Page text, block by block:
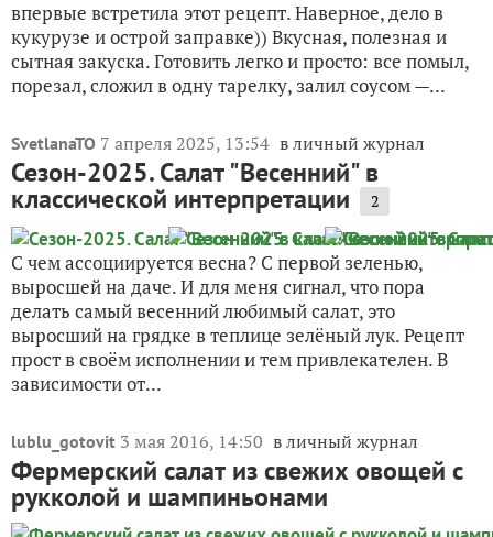
впервые встретила этот рецепт. Наверное, дело в
кукурузе и острой заправке)) Вкусная, полезная и
сытная закуска. Готовить легко и просто: все помыл,
порезал, сложил в одну тарелку, залил соусом —...
SvetlanaTO 7 апреля 2025, 13:54 в личный журнал
Сезон-2025. Салат "Весенний" в
классической интерпретации 2
С чем ассоциируется весна? С первой зеленью,
выросшей на даче. И для меня сигнал, что пора
делать самый весенний любимый салат, это
выросший на грядке в теплице зелёный лук. Рецепт
прост в своём исполнении и тем привлекателен. В
зависимости от...
lublu_gotovit 3 мая 2016, 14:50 в личный журнал
Фермерский салат из свежих овощей с
рукколой и шампиньонами